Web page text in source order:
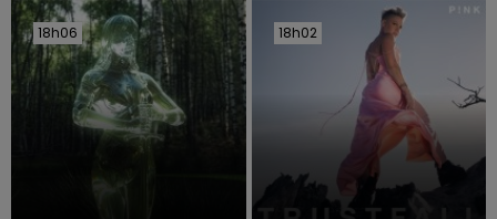
18h06
18h06 18h02
18h02